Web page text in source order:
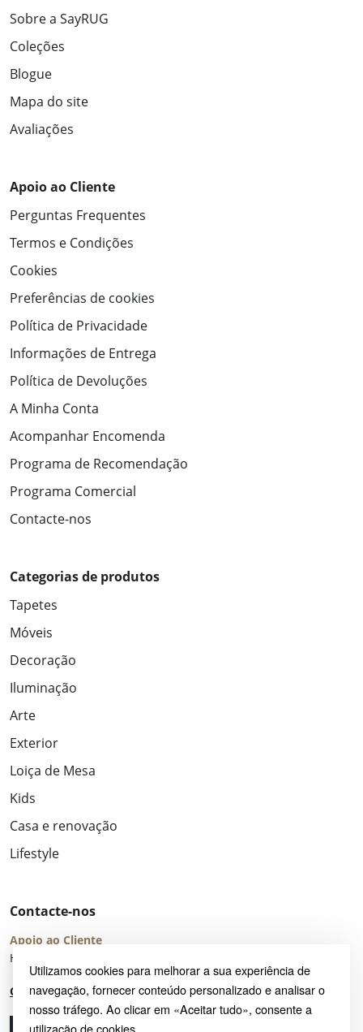
Utilizamos cookies para melhorar a sua experiência de
navegação, fornecer conteúdo personalizado e analisar o
nosso tráfego. Ao clicar em «Aceitar tudo», consente a
utilização de cookies.
Sobre a SayRUG
Coleções
Blogue
Mapa do site
Avaliações
Apoio ao Cliente
Perguntas Frequentes
Termos e Condições
Cookies
Preferências de cookies
Política de Privacidade
Informações de Entrega
Política de Devoluções
A Minha Conta
Acompanhar Encomenda
Programa de Recomendação
Programa Comercial
Contacte-nos
Categorias de produtos
Tapetes
Móveis
Decoração
Iluminação
Arte
Exterior
Loiça de Mesa
Kids
Casa e renovação
Lifestyle
Contacte-nos
Apoio ao Cliente
Horário de Atendimento: seg – sex 8:00 – 16:00 (UTC+2)
Centro de Ajuda